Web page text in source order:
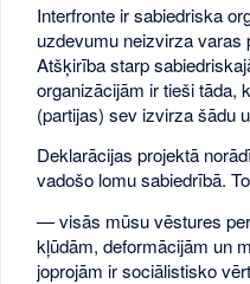
Interfronte ir sabiedriska
uzdevumu neizvirza varas
Atšķirība starp
organizācijām ir tieši tāda,
(partijas) sev izvirza šādu
Deklarācijas projektā
vadošo lomu sabiedrībā.
— visās mūsu vēstures
kļūdām, deformācijām un
joprojām ir sociālistisko